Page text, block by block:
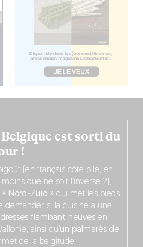
est sorti du
!
(en français côté pile, en
que ne soit l’inverse ?),
Nord-Zuid » qui met les pieds
demander si la cuisine a une
flambant neuvesen
ainsi qu’ un palmarès de
de la belgitude.